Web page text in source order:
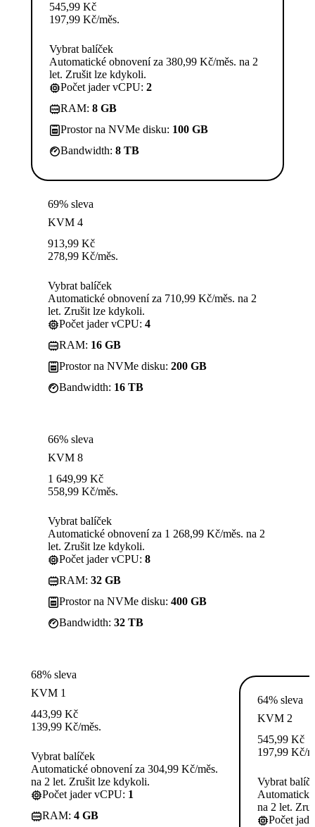
545,99 Kč
197,99 Kč/měs.
Vybrat balíček
Automatické obnovení za 380,99 Kč/měs. na 2
let. Zrušit lze kdykoli.
Počet jader vCPU: 2
RAM: 8 GB
Prostor na NVMe disku: 100 GB
Bandwidth: 8 TB
69% sleva
KVM 4
913,99 Kč
278,99 Kč/měs.
Vybrat balíček
Automatické obnovení za 710,99 Kč/měs. na 2
let. Zrušit lze kdykoli.
Počet jader vCPU: 4
RAM: 16 GB
Prostor na NVMe disku: 200 GB
Bandwidth: 16 TB
66% sleva
KVM 8
1 649,99 Kč
558,99 Kč/měs.
Vybrat balíček
Automatické obnovení za 1 268,99 Kč/měs. na 2
let. Zrušit lze kdykoli.
Počet jader vCPU: 8
RAM: 32 GB
Prostor na NVMe disku: 400 GB
Bandwidth: 32 TB
68% sleva
KVM 1
443,99 Kč
139,99 Kč/měs.
Vybrat balíček
Automatické obnovení za 304,99 Kč/měs.
na 2 let. Zrušit lze kdykoli.
Počet jader vCPU: 1
RAM: 4 GB
64% sleva
KVM 2
545,99 Kč
197,99 Kč/
Vybrat
na 2 let.
Počet